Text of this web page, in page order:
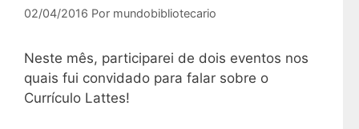
02/04/2016 Por mundobibliotecario
Neste mês, participarei de dois eventos nos
quais fui convidado para falar sobre o
Currículo Lattes!